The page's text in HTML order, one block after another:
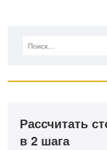
Рассчитать
в 2 шага